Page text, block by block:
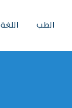
الطب اللغة